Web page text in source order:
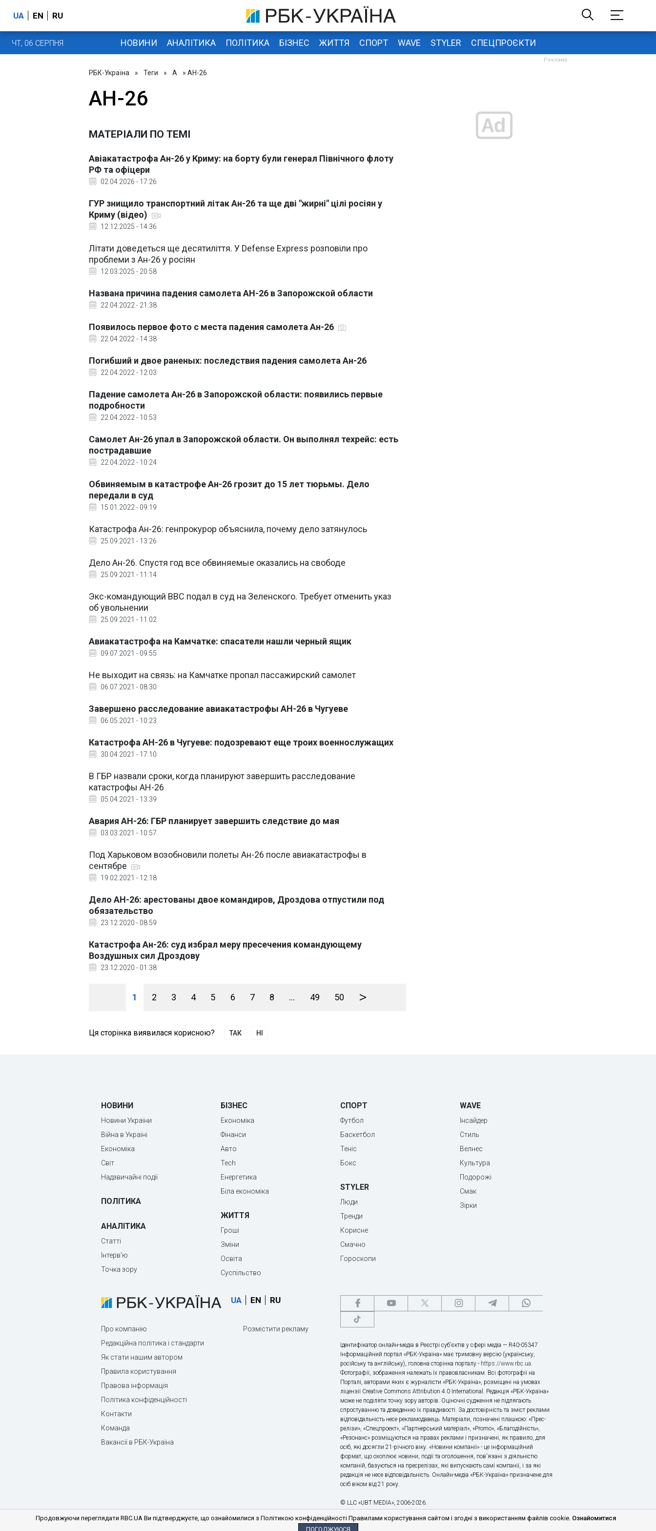
UA EN RU
ЧТ, 06 СЕРПНЯ НОВИНИ АНАЛІТИКА ПОЛІТИКА БІЗНЕС ЖИТТЯ СПОРТ WAVE STYLER СПЕЦПРОЄКТИ
РБК-Україна » Теги » А » АН-26
АН-26
МАТЕРІАЛИ ПО ТЕМІ
Авіакатастрофа Ан-26 у Криму: на борту були генерал Північного флоту
РФ та офіцери
02.04.2026 - 17:26
ГУР знищило транспортний літак Ан-26 та ще дві "жирні" цілі росіян у
Криму (відео)
12.12.2025 - 14:36
Літати доведеться ще десятиліття. У Defense Express розповіли про
проблеми з Ан-26 у росіян
12.03.2025 - 20:58
Названа причина падения самолета АН-26 в Запорожской области
22.04.2022 - 21:38
Появилось первое фото с места падения самолета Ан-26
22.04.2022 - 14:38
Погибший и двое раненых: последствия падения самолета Ан-26
22.04.2022 - 12:03
Падение самолета Ан-26 в Запорожской области: появились первые
подробности
22.04.2022 - 10:53
Самолет Ан-26 упал в Запорожской области. Он выполнял техрейс: есть
пострадавшие
22.04.2022 - 10:24
Обвиняемым в катастрофе Ан-26 грозит до 15 лет тюрьмы. Дело
передали в суд
15.01.2022 - 09:19
Катастрофа Ан-26: генпрокурор объяснила, почему дело затянулось
25.09.2021 - 13:26
Дело Ан-26. Спустя год все обвиняемые оказались на свободе
25.09.2021 - 11:14
Экс-командующий ВВС подал в суд на Зеленского. Требует отменить указ
об увольнении
25.09.2021 - 11:02
Авиакатастрофа на Камчатке: спасатели нашли черный ящик
09.07.2021 - 09:55
Не выходит на связь: на Камчатке пропал пассажирский самолет
06.07.2021 - 08:30
Завершено расследование авиакатастрофы АН-26 в Чугуеве
06.05.2021 - 10:23
Катастрофа АН-26 в Чугуеве: подозревают еще троих военнослужащих
30.04.2021 - 17:10
В ГБР назвали сроки, когда планируют завершить расследование
катастрофы АН-26
05.04.2021 - 13:39
Авария АН-26: ГБР планирует завершить следствие до мая
03.03.2021 - 10:57
Под Харьковом возобновили полеты Ан-26 после авиакатастрофы в
сентябре
19.02.2021 - 12:18
Дело АН-26: арестованы двое командиров, Дроздова отпустили под
обязательство
23.12.2020 - 08:59
Катастрофа Ан-26: суд избрал меру пресечения командующему
Воздушных сил Дроздову
23.12.2020 - 01:38
1 2 3 4 5 6 7 8 ... 49 50 >
Ця сторінка виявилася корисною? ТАК НІ
НОВИНИ
Новини України
Війна в Україні
Економіка
Світ
Надзвичайні події
ПОЛІТИКА
АНАЛІТИКА
Статті
Інтерв'ю
Точка зору
БІЗНЕС
Економіка
Фінанси
Авто
Tech
Енергетика
Біла економіка
ЖИТТЯ
Гроші
Зміни
Освіта
Суспільство
СПОРТ
Футбол
Баскетбол
Теніс
Бокс
STYLER
Люди
Тренди
Корисне
Смачно
Гороскопи
WAVE
Інсайдер
Стиль
Велнес
Культура
Подорожі
Смак
Зірки
UA EN RU
Про компанію
Редакційна політика і стандарти
Як стати нашим автором
Правила користування
Правова інформація
Політика конфіденційності
Контакти
Команда
Вакансії в РБК-Україна
Розмістити рекламу
Ідентифікатор онлайн-медіа в Реєстрі суб’єктів у сфері медіа — R40-05347
Інформаційний портал «РБК-Україна» має тримовну версію (українську,
російську та англійську), головна сторінка порталу - https://www.rbc.ua.
Фотографії, зображення належать їх правовласникам. Всі фотографії на
Порталі, авторами яких є журналісти «РБК-Україна», розміщені на умовах
ліцензії Creative Commons Attribution 4.0 International. Редакція «РБК-Україна»
може не поділяти точку зору авторів. Оціночні судження не підлягають
спростуванню та доведенню їх правдивості. За достовірність та зміст реклами
відповідальність несе рекламодавець. Матеріали, позначені плашкою: «Прес-
релізи», «Спецпроект», «Партнерський матеріал», «Promo», «Благодійність»,
«Резонанс» розміщуються на правах реклами і призначені, як правило, для
осіб, які досягли 21-річного віку. «Новини компанії» - це інформаційний
формат, що охоплює новини, події та оголошення, пов'язані з діяльністю
компаній, базуються на пресрелізах, які випускають самі компанії, і за які
редакція не несе відповідальність. Онлайн-медіа «РБК-Україна» призначене для
осіб віком від 21 року.
© LLC «UBT MEDIA», 2006-2026.
Продовжуючи переглядати RBC.UA Ви підтверджуєте, що ознайомилися з Політикою конфіденційності Правилами користування сайтом і згодні з використанням файлів cookie. Ознайомитися
ПОГОДЖУЮСЯ